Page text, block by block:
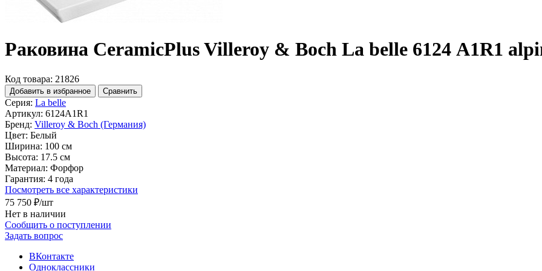
Раковина CeramicPlus Villeroy & Boch La belle 6124 А1R1
Код товара: 21826
Добавить в избранное Сравнить
Серия: La belle
Артикул: 6124A1R1
Бренд: Villeroy & Boch (Германия)
Цвет: Белый
Ширина: 100 см
Высота: 17.5 см
Материал: Форфор
Гарантия: 4 года
Посмотреть все характеристики
75 750 ₽/шт
Нет в наличии
Сообщить о поступлении
Задать вопрос
ВКонтакте
Одноклассники